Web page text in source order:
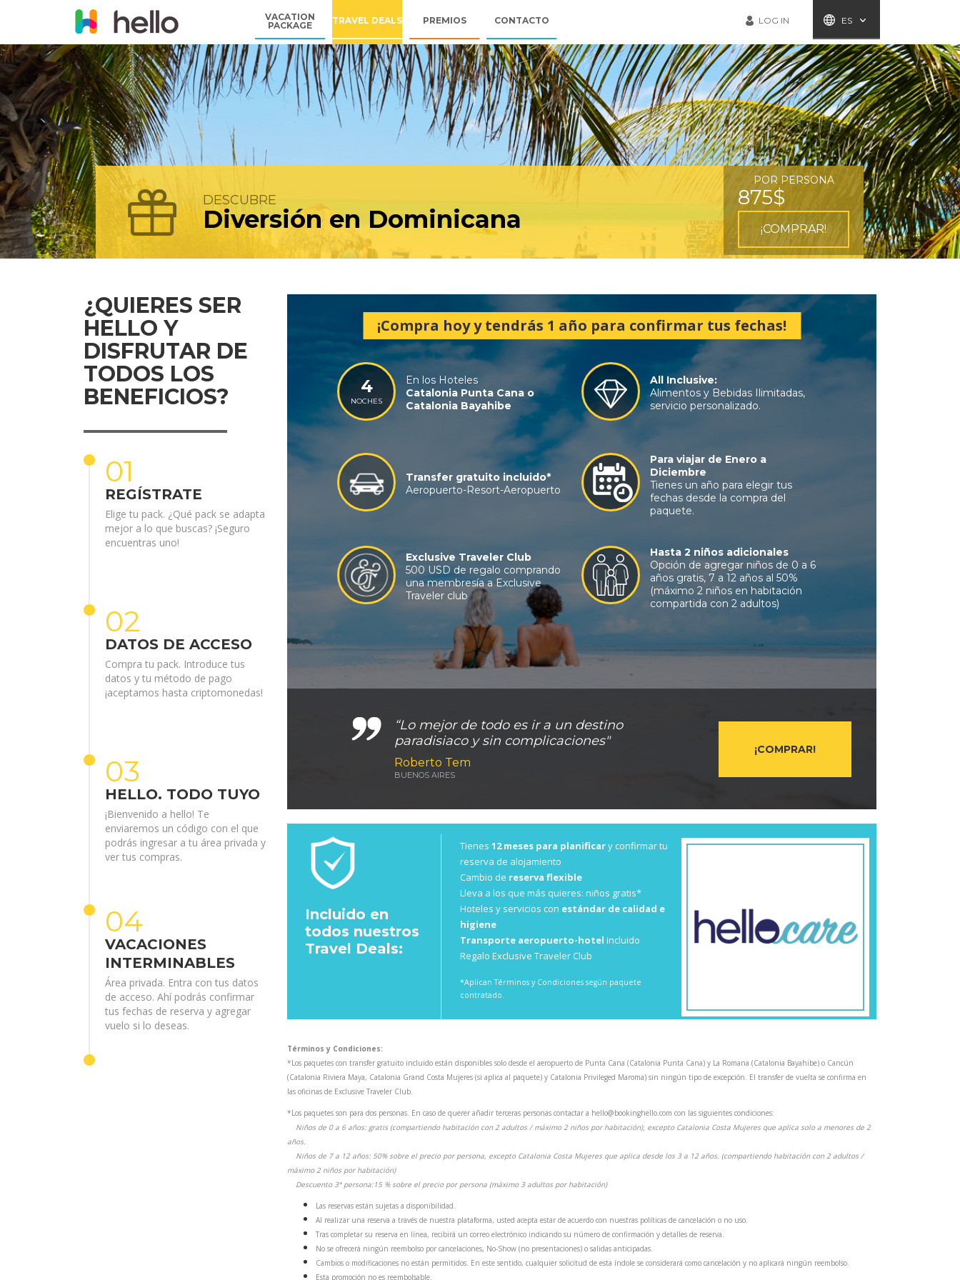
VACATION
PACKAGE
TRAVEL DEALS PREMIOS CONTACTO LOG IN ES
DESCUBRE
Diversión en Dominicana
POR PERSONA
875$
¡COMPRAR!
¡Compra hoy y tendrás 1 año para confirmar tus fechas!
4
NOCHES
En los Hoteles
Catalonia Punta Cana o
Catalonia Bayahibe
All Inclusive:
Alimentos y Bebidas Ilimitadas,
servicio personalizado.
Transfer gratuito incluido*
Aeropuerto-Resort-Aeropuerto
Para viajar de Enero a
Diciembre
Tienes un año para elegir tus
fechas desde la compra del
paquete.
Exclusive Traveler Club
500 USD de regalo comprando
una membresía a Exclusive
Traveler club
Hasta 2 niños adicionales
Opción de agregar niños de 0 a 6
años gratis, 7 a 12 años al 50%
(máximo 2 niños en habitación
compartida con 2 adultos)
“Lo mejor de todo es ir a un destino
paradisiaco y sin complicaciones"
Roberto Tem
BUENOS AIRES
¡COMPRAR!
Incluido en
todos nuestros
Travel Deals:
Tienes 12 meses para planificary confirmar tu
reserva de alojamiento
Cambio de reserva flexible
Lleva a los que más quieres: niños gratis*
Hoteles y servicios con estándar de calidad e
higiene
Transporte aeropuerto-hotel incluido
Regalo Exclusive Traveler Club
*Aplican Términos y Condiciones según paquete
contratado.
Términos y Condiciones:
*Los paquetes con transfer gratuito incluido están disponibles solo desde el aeropuerto de Punta Cana (Catalonia Punta Cana) y La Romana (Catalonia Bayahibe) o Cancún
(Catalonia Riviera Maya, Catalonia Grand Costa Mujeres (si aplica al paquete) y Catalonia Privileged Maroma) sin ningún tipo de excepción. El transfer de vuelta se confirma en
las oficinas de Exclusive Traveler Club.
*Los paquetes son para dos personas. En caso de querer añadir terceras personas contactar a hello@bookinghello.com con las siguientes condiciones:
Niños de 0 a 6 años: gratis (compartiendo habitación con 2 adultos / máximo 2 niños por habitación), excepto Catalonia Costa Mujeres que aplica solo a menores de 2
años.
Niños de 7 a 12 años: 50% sobre el precio por persona, excepto Catalonia Costa Mujeres que aplica desde los 3 a 12 años. (compartiendo habitación con 2 adultos /
máximo 2 niños por habitación)
Descuento 3ª persona:15 % sobre el precio por persona (máximo 3 adultos por habitación)
Las reservas están sujetas a disponibilidad.
Al realizar una reserva a través de nuestra plataforma, usted acepta estar de acuerdo con nuestras políticas de cancelación o no uso.
Tras completar su reserva en línea, recibirá un correo electrónico indicando su número de confirmación y detalles de reserva.
No se ofrecerá ningún reembolso por cancelaciones, No-Show (no presentaciones) o salidas anticipadas.
Cambios o modificaciones no están permitidos. En este sentido, cualquier solicitud de esta índole se considerará como cancelación y no aplicará ningún reembolso.
Esta promoción no es reembolsable.
¿QUIERES SER
HELLO Y
DISFRUTAR DE
TODOS LOS
BENEFICIOS?
01
REGÍSTRATE
Elige tu pack. ¿Qué pack se adapta
mejor a lo que buscas? ¡Seguro
encuentras uno!
02
DATOS DE ACCESO
Compra tu pack. Introduce tus
datos y tu método de pago
¡aceptamos hasta criptomonedas!
03
HELLO. TODO TUYO
¡Bienvenido a hello! Te
enviaremos un código con el que
podrás ingresar a tu área privada y
ver tus compras.
04
VACACIONES
INTERMINABLES
Área privada. Entra con tus datos
de acceso. Ahí podrás confirmar
tus fechas de reserva y agregar
vuelo si lo deseas.